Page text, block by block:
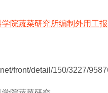
院蔬菜研究所编制外用工
front/detail/150/3227/